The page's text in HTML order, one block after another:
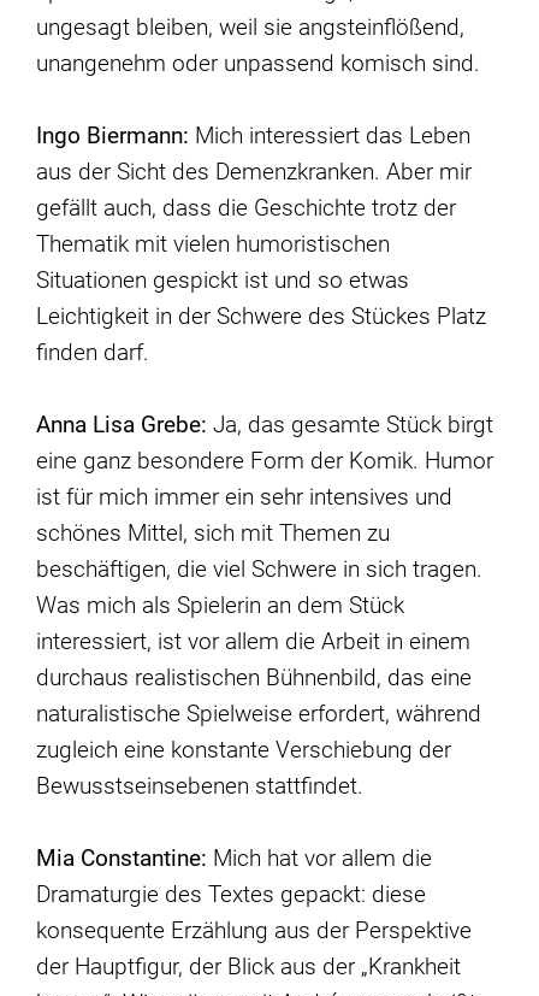
ungesagt bleiben, weil sie angsteinflößend,
unangenehm oder unpassend komisch sind.
Ingo Biermann: Mich interessiert das Leben
aus der Sicht des Demenzkranken. Aber mir
gefällt auch, dass die Geschichte trotz der
Thematik mit vielen humoristischen
Situationen gespickt ist und so etwas
Leichtigkeit in der Schwere des Stückes Platz
finden darf.
Anna Lisa Grebe: Ja, das gesamte Stück birgt
eine ganz besondere Form der Komik. Humor
ist für mich immer ein sehr intensives und
schönes Mittel, sich mit Themen zu
beschäftigen, die viel Schwere in sich tragen.
Was mich als Spielerin an dem Stück
interessiert, ist vor allem die Arbeit in einem
durchaus realistischen Bühnenbild, das eine
naturalistische Spielweise erfordert, während
zugleich eine konstante Verschiebung der
Bewusstseinsebenen stattfindet.
Mia Constantine: Mich hat vor allem die
Dramaturgie des Textes gepackt: diese
konsequente Erzählung aus der Perspektive
der Hauptfigur, der Blick aus der „Krankheit